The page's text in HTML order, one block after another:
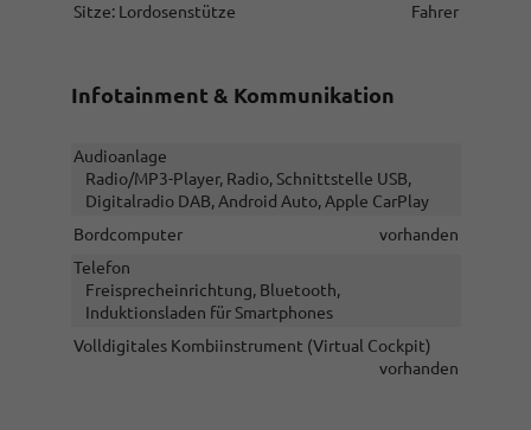
Sitze: Lordosenstütze
Fahrer
Infotainment & Kommunikation
Audioanlage
Radio/MP3-Player, Radio, Schnittstelle USB,
Digitalradio DAB, Android Auto, Apple CarPlay
Bordcomputer
vorhanden
Telefon
Freisprecheinrichtung, Bluetooth,
Induktionsladen für Smartphones
Volldigitales Kombiinstrument (Virtual Cockpit)
vorhanden